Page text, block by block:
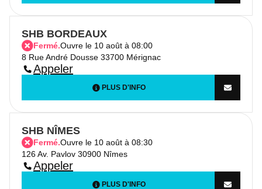
SHB BORDEAUX
Fermé.Ouvre le 10 août à 08:00
8 Rue André Dousse 33700 Mérignac
Appeler
PLUS D'INFO
SHB NÎMES
Fermé.Ouvre le 10 août à 08:30
126 Av. Pavlov 30900 Nîmes
Appeler
PLUS D'INFO